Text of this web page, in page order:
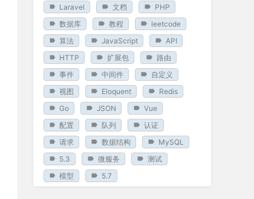
Laravel 文档
PHP
数据库
教程
leetcode
算法
JavaScript
API
HTTP
扩展包
路由
事件
中间件
自定义
视图
Eloquent
Redis
Go
JSON
Vue
配置
队列
认证
请求
数据结构
MySQL
5.3
微服务
测试
模型
5.7